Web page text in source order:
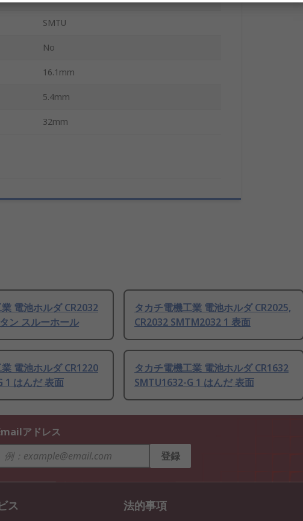
SMTU
No
16.1mm
5.4mm
32mm
電池ホルダ CR2032
ン スルーホール
タカチ電機工業 電池ホルダ CR2025,
CR2032 SMTM2032 1 表面
電池ホルダ CR1220
1 はんだ 表面
タカチ電機工業 電池ホルダ CR1632
SMTU1632-G 1 はんだ 表面
アドレス
登録
ス 法的事項